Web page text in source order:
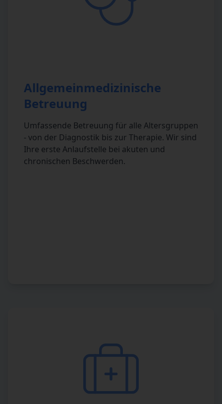
Allgemeinmedizinische
Betreuung
Umfassende Betreuung für alle Altersgruppen
- von der Diagnostik bis zur Therapie. Wir sind
Ihre erste Anlaufstelle bei akuten und
chronischen Beschwerden.